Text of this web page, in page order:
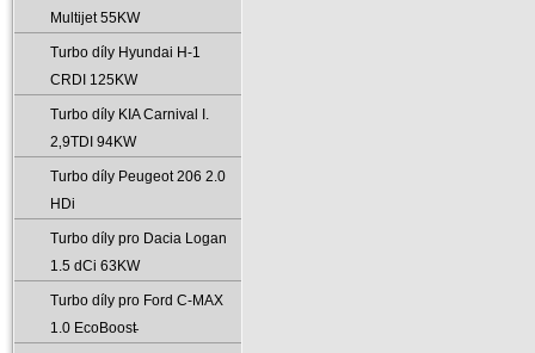
Multijet 55KW
Turbo díly Hyundai H-1
CRDI 125KW
Turbo díly KIA Carnival I.
2‚9TDI 94KW
Turbo díly Peugeot 206 2.0
HDi
Turbo díly pro Dacia Logan
1.5 dCi 63KW
Turbo díly pro Ford C-MAX
1.0 EcoBoost̵